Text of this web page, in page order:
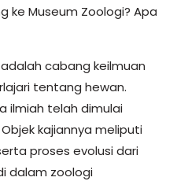
ke Museum Zoologi? Apa
cabang keilmuan
tentang hewan.
ilmiah telah dimulai
kajiannya meliputi
proses evolusi dari
dalam zoologi